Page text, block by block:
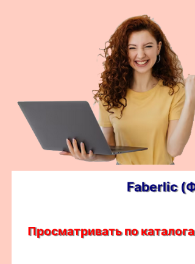
Faberlic
Просматривать по